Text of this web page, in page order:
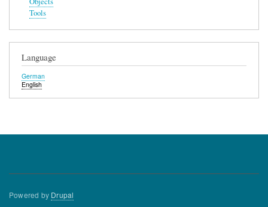
Tools
Language
German
English
Powered by Drupal